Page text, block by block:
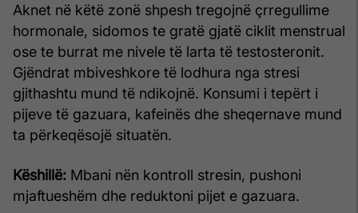
Aknet në këtë zonë shpesh tregojnë çrregullime
hormonale, sidomos te gratë gjatë ciklit menstrual
ose te burrat me nivele të larta të testosteronit.
Gjëndrat mbiveshkore të lodhura nga stresi
gjithashtu mund të ndikojnë. Konsumi i tepërt i
pijeve të gazuara, kafeinës dhe sheqernave mund
ta përkeqësojë situatën.
Këshillë: Mbani nën kontroll stresin, pushoni
mjaftueshëm dhe reduktoni pijet e gazuara.